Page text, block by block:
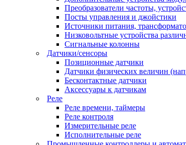
Преобразователи частоты,
Посты управления и джойстики
Источники питания,
Низковольтные устройства
Сигнальные колонны
Датчики/сенсоры
Позиционные датчики
Датчики физических величин
Бесконтактные датчики
Аксессуары к датчикам
Реле
Реле времени, таймеры
Реле контроля
Измерительные реле
Исполнительные реле